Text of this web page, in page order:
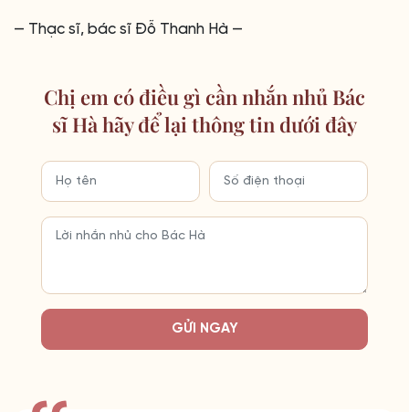
— Thạc sĩ, bác sĩ Đỗ Thanh Hà —
Chị em có điều gì cần nhắn nhủ Bác
sĩ Hà hãy để lại thông tin dưới đây
GỬI NGAY